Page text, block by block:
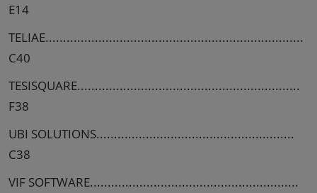
E14
TELIAE.........................................................................
C40
TESISQUARE...............................................................
F38
UBI SOLUTIONS........................................................
C38
VIF SOFTWARE...........................................................